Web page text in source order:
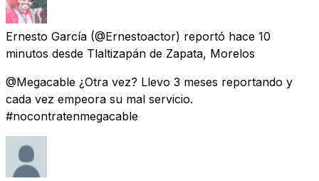
Ernesto García (@Ernestoactor) reportó hace 10
minutos desde Tlaltizapán de Zapata, Morelos
@Megacable ¿Otra vez? Llevo 3 meses reportando y
cada vez empeora su mal servicio.
#nocontratenmegacable